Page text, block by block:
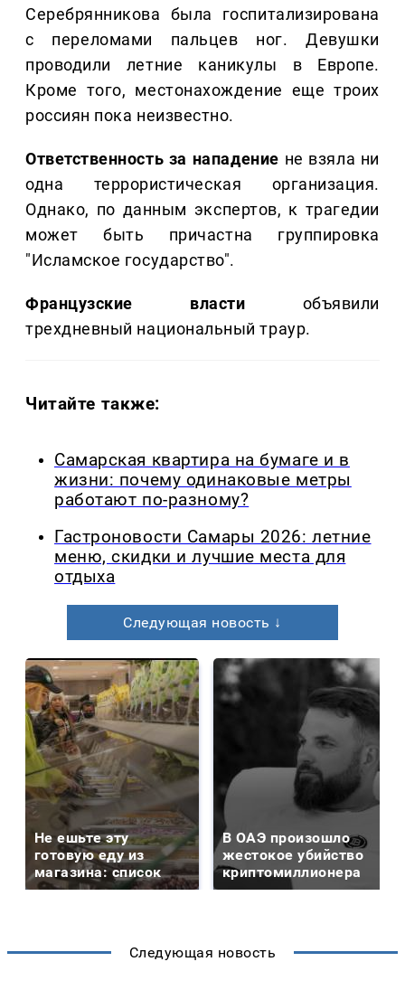
Серебрянникова была госпитализирована
с переломами пальцев ног. Девушки
проводили летние каникулы в Европе.
Кроме того, местонахождение еще троих
россиян пока неизвестно.
Ответственность за нападение не взяла ни
одна террористическая организация.
Однако, по данным экспертов, к трагедии
может быть причастна группировка
"Исламское государство".
Французские власти объявили
трехдневный национальный траур.
Читайте также:
Самарская квартира на бумаге и в
жизни: почему одинаковые метры
работают по-разному?
Гастроновости Самары 2026: летние
меню, скидки и лучшие места для
отдыха
Следующая новость ↓
Не ешьте эту
готовую еду из
магазина: список
В ОАЭ произошло
жестокое убийство
криптомиллионера
Следующая новость